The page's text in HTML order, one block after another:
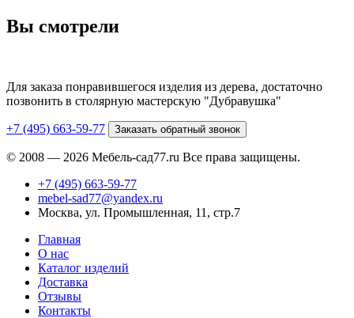
Вы смотрели
Для заказа понравившегося изделия из дерева, достаточно
позвонить в столярную мастерскую "Дубравушка"
+7 (495) 663-59-77 Заказать обратный звонок
© 2008 — 2026 Мебель-сад77.ru Все права защищены.
+7 (495) 663-59-77
mebel-sad77@yandex.ru
Москва, ул. Промышленная, 11, стр.7
Главная
О нас
Каталог изделий
Доставка
Отзывы
Контакты